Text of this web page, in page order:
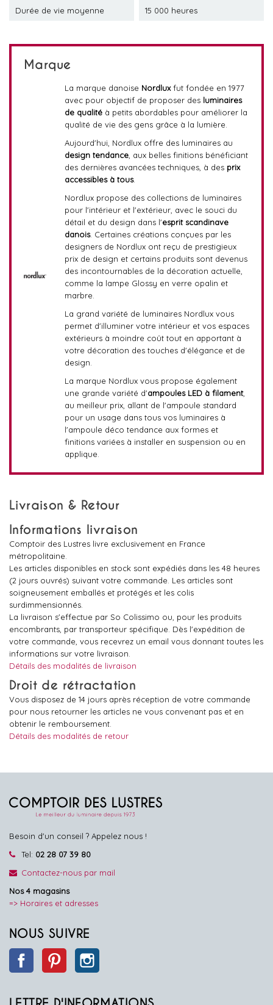
Durée de vie moyenne 15 000 heures
Marque
La marque danoise Nordluxfut fondée en 1977
avec pour objectif de proposer des luminaires
de qualitéà petits abordables pour améliorer la
qualité de vie des gens grâce à la lumière.
Aujourd'hui, Nordlux offre des luminaires au
design tendance, aux belles finitions bénéficiant
des dernières avancées techniques, à des prix
accessibles à tous.
Nordlux propose des collections de luminaires
pour l'intérieur et l'extérieur, avec le souci du
détail et du design dans l'esprit scandinave
danois. Certaines créations conçues par les
designers de Nordlux ont reçu de prestigieux
prix de design et certains produits sont devenus
des incontournables de la décoration actuelle,
comme la lampe Glossy en verre opalin et
marbre.
La grand variété de luminaires Nordlux vous
permet d'illuminer votre intérieur et vos espaces
extérieurs à moindre coût tout en apportant à
votre décoration des touches d'élégance et de
design.
La marque Nordlux vous propose également
une grande variété d'ampoules LED à filament,
au meilleur prix, allant de l'ampoule standard
pour un usage dans tous vos luminaires à
l'ampoule déco tendance aux formes et
finitions variées à installer en suspension ou en
applique.
Livraison & Retour
Informations livraison
Comptoir des Lustres livre exclusivement en France
métropolitaine.
Les articles disponibles en stock sont expédiés dans les 48 heures
(2 jours ouvrés) suivant votre commande. Les articles sont
soigneusement emballés et protégés et les colis
surdimmensionnés.
La livraison s'effectue par So Colissimo ou, pour les produits
encombrants, par transporteur spécifique. Dès l'expédition de
votre commande, vous recevrez un email vous donnant toutes les
informations sur votre livraison.
Détails des modalités de livraison
Droit de rétractation
Vous disposez de 14 jours après réception de votre commande
pour nous retourner les articles ne vous convenant pas et en
obtenir le remboursement.
Détails des modalités de retour
Besoin d'un conseil ? Appelez nous !
Tel: 02 28 07 39 80
Contactez-nous par mail
Nos 4 magasins
=> Horaires et adresses
NOUS SUIVRE
Facebook Pinterest